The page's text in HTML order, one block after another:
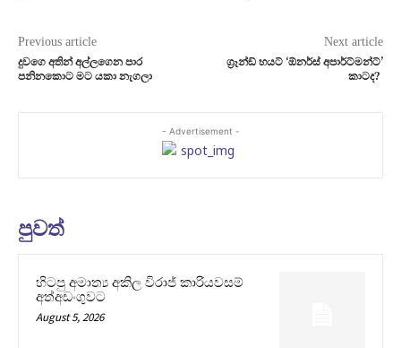
Previous article
දුවගෙ අතින් අල්ලගෙන පාර
පනිනකොට මට යකා නැගලා
Next article
ග්‍රෑන්ඞ් හයට් ‘ඕනර්ස් අපාර්ට්මන්ට්’
කාටද?
- Advertisement -
පුවත්
හිටපු අමාත්‍ය අකිල විරාජ් කාරියවසම්
අත්අඩංගුවට
August 5, 2026